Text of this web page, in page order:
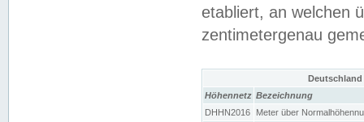
etabliert, an welchen
zentimetergenau
Höhennetz Bezeichnung
DHHN2016
Meter über